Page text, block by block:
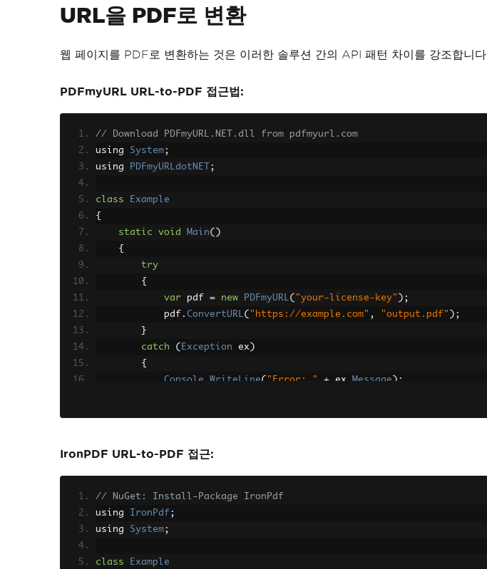
URL을 PDF로 변환
웹 페이지를 PDF로 변환하는 것은 이러한 솔루션 간의 API 패턴 차이를 강조합니다.
PDFmyURL URL-to-PDF 접근법:
// Download PDFmyURL.NET.dll from pdfmyurl.com
using System;
using
PDFmyURLdotNET ;
class
Example
{
static
void Main()
{
try
{
var pdf = new PDFmyURL( "your-license-key" );
            pdf
. ConvertURL( "https://example.com" , "output.pdf" );
}
catch
( Exception ex )
{
Console
WriteLine( "Error: " + ex Message );
IronPDF URL-to-PDF 접근:
// NuGet: Install-Package IronPdf
using IronPdf ;
using System;
class Example